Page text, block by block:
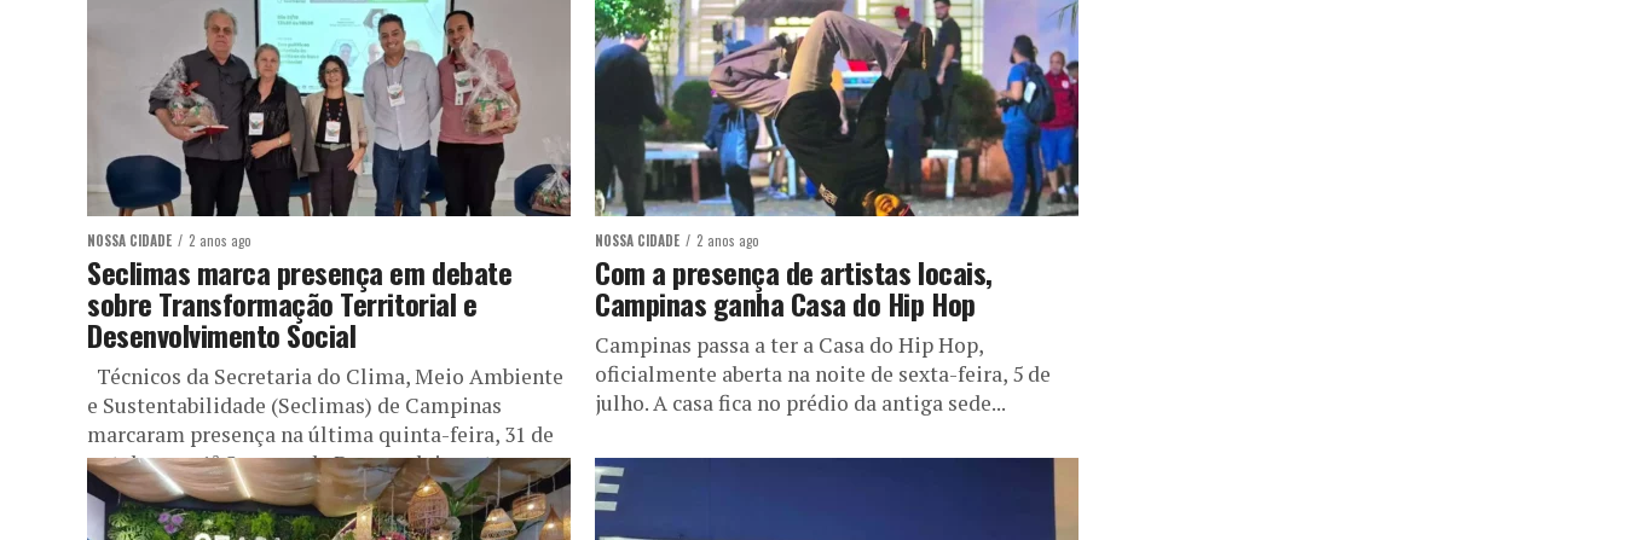
NOSSA CIDADE 2 anos ago
Seclimas marca presença em debate
sobre Transformação Territorial e
Desenvolvimento Social
Técnicos da Secretaria do Clima, Meio Ambiente
e Sustentabilidade (Seclimas) de Campinas
marcaram presença na última quinta-feira, 31 de
outubro, na 1ª Semana de Desenvolvimento...
NOSSA CIDADE 2 anos ago
Com a presença de artistas locais,
Campinas ganha Casa do Hip Hop
Campinas passa a ter a Casa do Hip Hop,
oficialmente aberta na noite de sexta-feira, 5 de
julho. A casa fica no prédio da antiga sede...